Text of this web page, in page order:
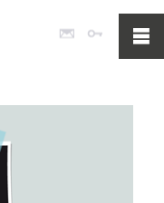
Poczta